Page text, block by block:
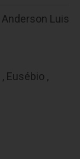
Anderson Luis
, Eusébio ,